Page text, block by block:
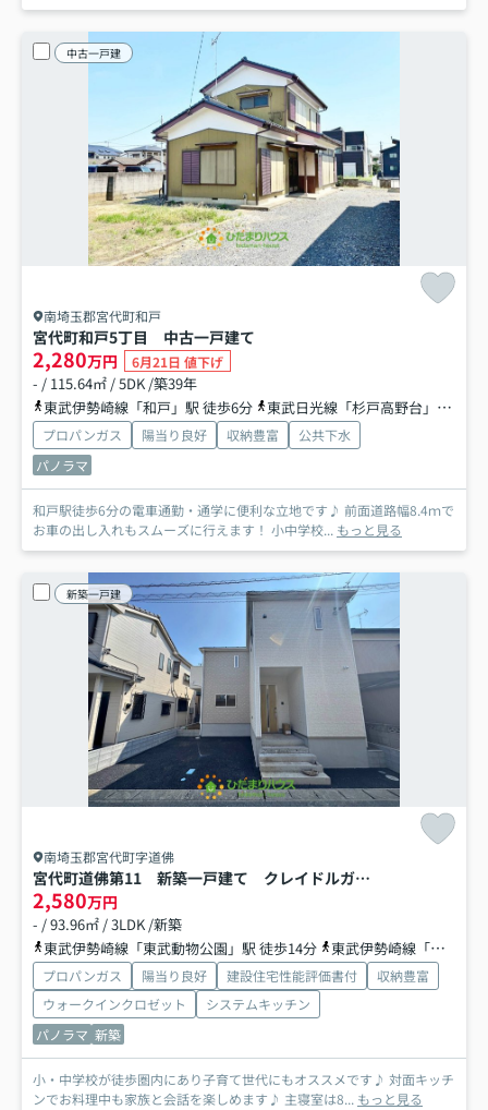
中古一戸建
南埼玉郡宮代町和戸
宮代町和戸5丁目 中古一戸建て
2,280万円 6月21日 値下げ
- / 115.64㎡ / 5DK /築39年
東武伊勢崎線「和戸」駅 徒歩6分
東武日光線「杉戸高野台」駅 徒歩29分
プロパンガス 陽当り良好 収納豊富
公共下水
パノラマ
和戸駅徒歩6分の電車通勤・通学に便利な立地です♪ 前面道路幅8.4ｍで
お車の出し入れもスムーズに行えます！ 小中学校... もっと見る
新築一戸建
南埼玉郡宮代町字道佛
宮代町道佛第11 新築一戸建て クレイドルガーデン
2,580万円
- / 93.96㎡ / 3LDK /新築
東武伊勢崎線「東武動物公園」駅 徒歩14分
東武伊勢崎線「姫宮」駅 徒歩31分
プロパンガス 陽当り良好 建設住宅性能評価書付
収納豊富
ウォークインクロゼット
システムキッチン
パノラマ 新築
小・中学校が徒歩圏内にあり子育て世代にもオススメです♪ 対面キッチ
ンでお料理中も家族と会話を楽しめます♪ 主寝室は8... もっと見る